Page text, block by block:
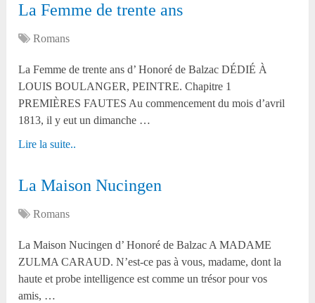
La Femme de trente ans
Romans
La Femme de trente ans d’ Honoré de Balzac DÉDIÉ À
LOUIS BOULANGER, PEINTRE. Chapitre 1
PREMIÈRES FAUTES Au commencement du mois d’avril
1813, il y eut un dimanche …
Lire la suite..
La Maison Nucingen
Romans
La Maison Nucingen d’ Honoré de Balzac A MADAME
ZULMA CARAUD. N’est-ce pas à vous, madame, dont la
haute et probe intelligence est comme un trésor pour vos
amis, …